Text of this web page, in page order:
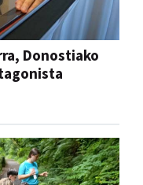
Donostiako